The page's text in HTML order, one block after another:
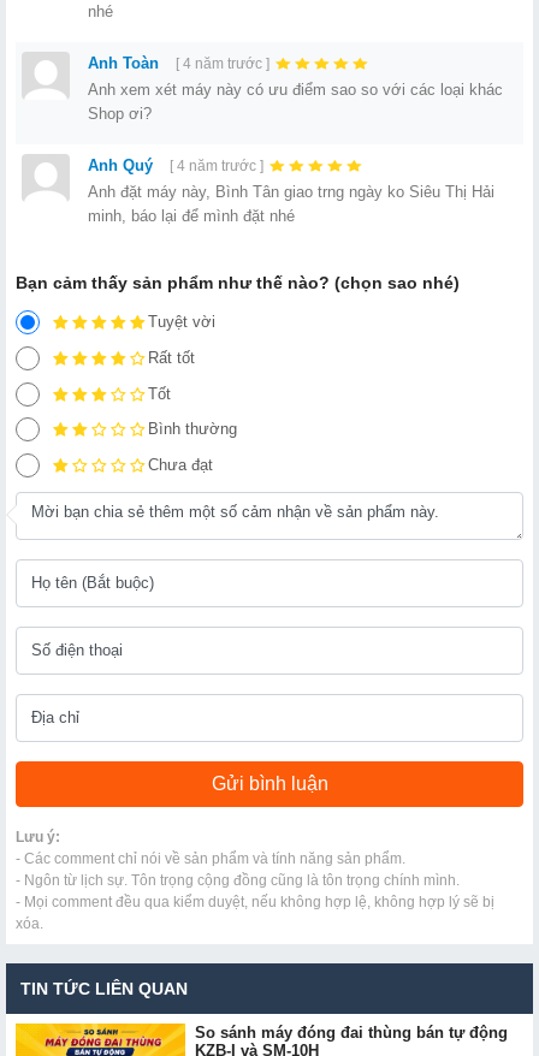
nhé
Anh Toàn [ 4 năm trước ]
Anh xem xét máy này có ưu điểm sao so với các loại khác
Shop ơi?
Anh Quý [ 4 năm trước ]
Anh đặt máy này, Bình Tân giao trng ngày ko Siêu Thị Hải
minh, báo lại để mình đặt nhé
Bạn cảm thấy sản phẩm như thế nào? (chọn sao nhé)
Tuyệt vời
Rất tốt
Tốt
Bình thường
Chưa đạt
Lưu ý:
- Các comment chỉ nói về sản phẩm và tính năng sản phẩm.
- Ngôn từ lịch sự. Tôn trọng cộng đồng cũng là tôn trọng chính mình.
- Mọi comment đều qua kiểm duyệt, nếu không hợp lệ, không hợp lý sẽ bị
xóa.
TIN TỨC LIÊN QUAN
So sánh máy đóng đai thùng bán tự động
KZB-I và SM-10H